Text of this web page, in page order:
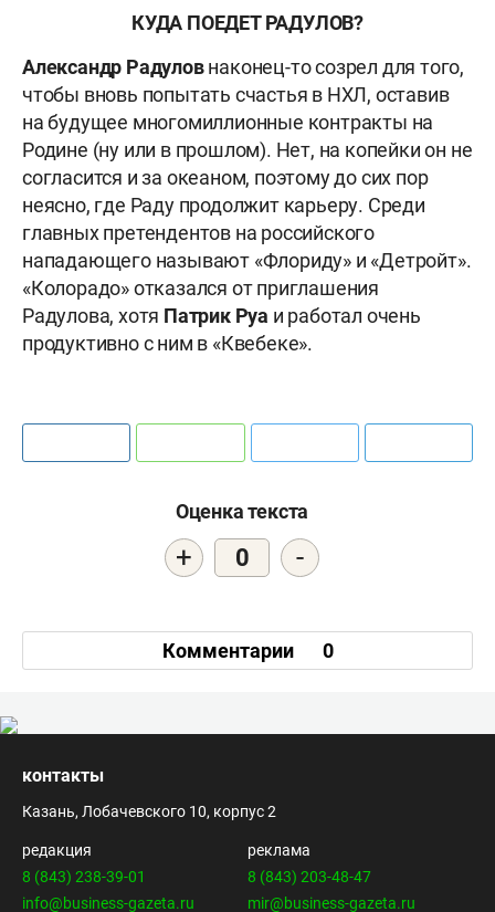
КУДА ПОЕДЕТ РАДУЛОВ?
Александр Радуловнаконец-то созрел для того,
чтобы вновь попытать счастья в НХЛ, оставив
на будущее многомиллионные контракты на
Родине (ну или в прошлом). Нет, на копейки он не
согласится и за океаном, поэтому до сих пор
неясно, где Раду продолжит карьеру. Среди
главных претендентов на российского
нападающего называют «Флориду» и «Детройт».
«Колорадо» отказался от приглашения
Радулова, хотя Патрик Руа и работал очень
продуктивно с ним в «Квебеке».
Оценка текста
+ 0 -
Комментарии 0
контакты
Казань, Лобачевского 10, корпус 2
редакция
8 (843) 238-39-01
info@business-gazeta.ru
реклама
8 (843) 203-48-47
mir@business-gazeta.ru